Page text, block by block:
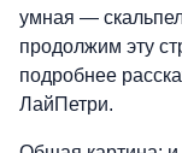
умная —
продолжим эту
подробнее
ЛайПетри.